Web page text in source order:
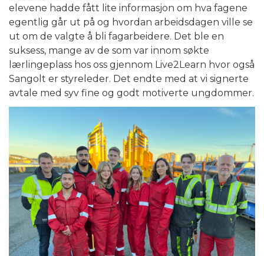
elevene hadde fått lite informasjon om hva fagene
egentlig går ut på og hvordan arbeidsdagen ville se
ut om de valgte å bli fagarbeidere. Det ble en
suksess, mange av de som var innom søkte
lærlingeplass hos oss gjennom Live2Learn hvor også
Sangolt er styreleder. Det endte med at vi signerte
avtale med syv fine og godt motiverte ungdommer.